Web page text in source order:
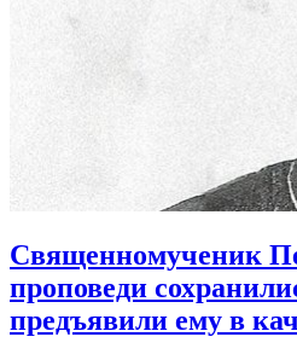
Священномученик
проповеди
предъявили ему в